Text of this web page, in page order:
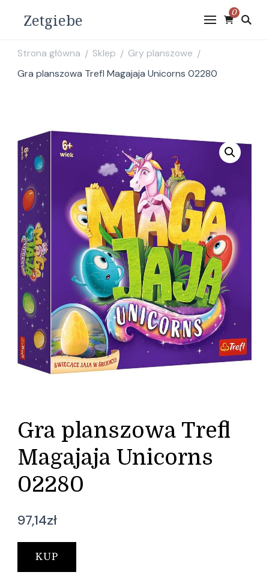
Zetgiebe 0
Strona główna / Sklep / Gry planszowe /
Gra planszowa Trefl Magajaja Unicorns 02280
Gra planszowa Trefl
Magajaja Unicorns
02280
97,14zł
KUP